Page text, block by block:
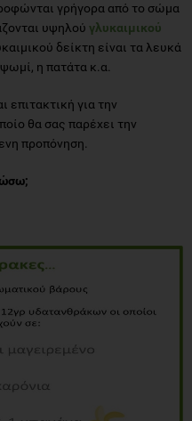
γρήγορα από το σώμα
υψηλού γλυκαιμικού
δείκτη είναι τα λευκά
η πατάτα κ.α.
για την
θα σας παρέχει την
προπόνηση.